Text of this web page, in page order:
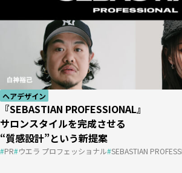
経営
お金勘定の基礎 #01
「どんぶり勘定」とはどんな勘定？
費用 売上
ヘアデザイン
『SEBASTIAN PROFESSIONAL』
サロンスタイルを完成させる
“質感設計”という新提案
PR ウエラ プロフェッショナル SEBASTIAN
イベント
『アリミノ ウルトラシナジー 2026』開催
ULTRA SYNERGY アリミノ
知識
『Number76』がマレーシアにアカデミー
世界で活躍したいヘアデザイナーを育成
マレーシア アカデミー
美容業界
【新サイトオープン】
美容師レビューが集まる「HAIRGORA」が
プロダクト選びをワンストップで
ヘアゴラ レビュー 商材情報
知識
ケミカル知識がもたらす
サロンの発展｜apish編
パーマ アカデミー apish
知識
『週刊ヘアキャンプ』ダイジェスト
「Oops」で応える薄毛の不安
お客さまの“言えない悩み”にどう向き合
PR oops AGA HAIRCAMP
技術
『10分カット』
ビハインド・ザ・ストーリー #02
DECOさん［DECO］
動画 re-quest/QJ 10分カット DECO
イベント
ビューティーワールドジャパン 東京 2026
BWJ 展示会
ヘアデザイナー
美容学校生の憧れ！
THE NEXT ICONS
#01｜小西恭平
経営
お金勘定の基礎 #01
「どんぶり勘定」とはどんな勘定？
費用 売上
ヘアデザイン
『SEBASTIAN PROFESSIONAL』
サロンスタイルを完成させる
“質感設計”という新提案
PR ウエラ プロフェッショナル SEBASTIAN